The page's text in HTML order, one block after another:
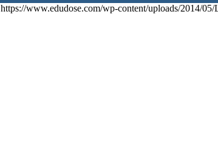
https://www.edudose.com/wp-content/uploads/2014/05/